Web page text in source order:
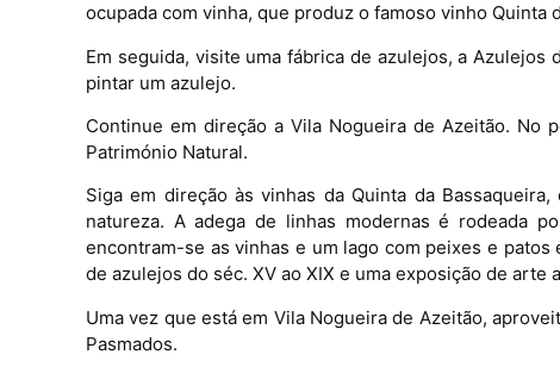
ocupada com vinha, que produz o famoso vinho Quinta
Em seguida, visite uma fábrica de azulejos, a
pintar um azulejo.
Continue em direção a Vila Nogueira de Azeitão. No
Património Natural.
Siga em direção às vinhas da Quinta da
natureza. A adega de linhas modernas é rodeada
encontram-se as vinhas e um lago com peixes e
de azulejos do séc. XV ao XIX e uma exposição de arte
Uma vez que está em Vila Nogueira de Azeitão,
Pasmados.